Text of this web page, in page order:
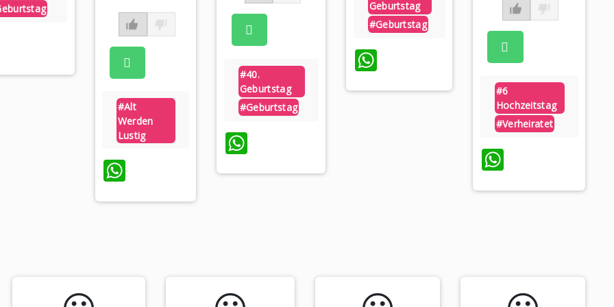
#alt
Werden
Lustig
WhatsApp
#40.
Geburtstag
#geburtstag
WhatsApp
Geburtstag
#geburtstag
WhatsApp
#6
Hochzeitstag
#verheiratet
WhatsApp